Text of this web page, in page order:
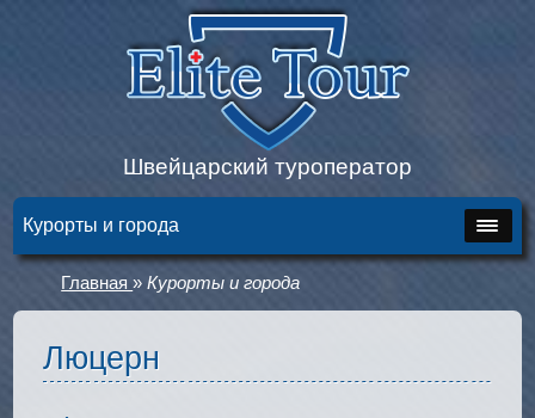
Швейцарский туроператор
Курорты и города
Главная»Курорты и города
Люцерн